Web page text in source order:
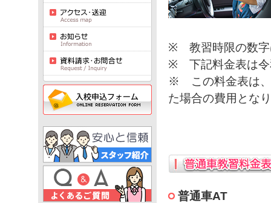
※ 教習時限の数字
※ 下記料金表は令
※ この料金表は、
た場合の費用とな
普通車AT